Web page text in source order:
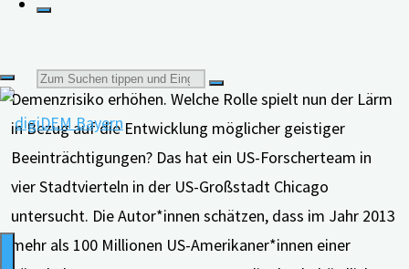
Suchen
nach:
möglichen Gesundheitsschäden, die Studien zufolge
genommen können diese Schäden zum Teil das
Demenzrisiko erhöhen. Welche Rolle spielt nun der Lärm
in Bezug auf die Entwicklung möglicher geistiger
Beeinträchtigungen? Das hat ein US-Forscherteam in
vier Stadtvierteln in der US-Großstadt Chicago
untersucht. Die Autor*innen schätzen, dass im Jahr 2013
mehr als 100 Millionen US-Amerikaner*innen einer